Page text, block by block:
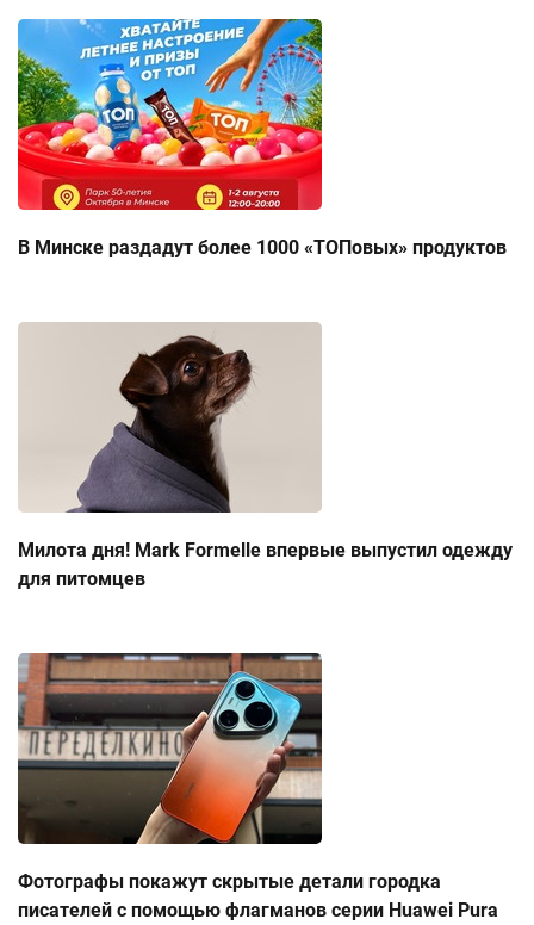
В Минске раздадут более 1000 «ТОПовых» продуктов
Милота дня! Mark Formelle впервые выпустил одежду
для питомцев
Фотографы покажут скрытые детали городка
писателей с помощью флагманов серии Huawei Pura